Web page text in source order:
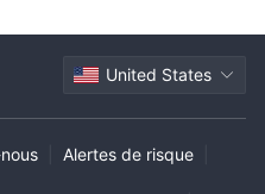
United States
Alertes de risque